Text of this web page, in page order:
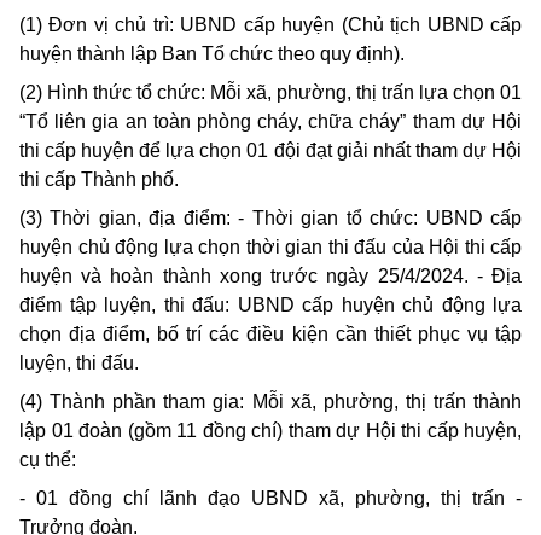
(1) Đơn vị chủ trì: UBND cấp huyện (Chủ tịch UBND cấp
huyện thành lập Ban Tổ chức theo quy định).
(2) Hình thức tổ chức: Mỗi xã, phường, thị trấn lựa chọn 01
“Tổ liên gia an toàn phòng cháy, chữa cháy” tham dự Hội
thi cấp huyện để lựa chọn 01 đội đạt giải nhất tham dự Hội
thi cấp Thành phố.
(3) Thời gian, địa điểm: - Thời gian tổ chức: UBND cấp
huyện chủ động lựa chọn thời gian thi đấu của Hội thi cấp
huyện và hoàn thành xong trước ngày 25/4/2024. - Địa
điểm tập luyện, thi đấu: UBND cấp huyện chủ động lựa
chọn địa điểm, bố trí các điều kiện cần thiết phục vụ tập
luyện, thi đấu.
(4) Thành phần tham gia: Mỗi xã, phường, thị trấn thành
lập 01 đoàn (gồm 11 đồng chí) tham dự Hội thi cấp huyện,
cụ thể:
- 01 đồng chí lãnh đạo UBND xã, phường, thị trấn -
Trưởng đoàn.